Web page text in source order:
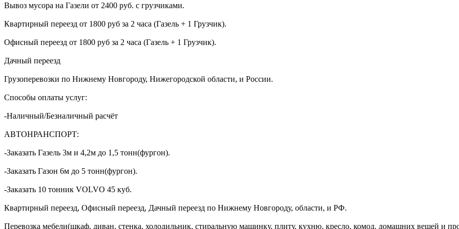
Вывоз мусора на Газели от 2400 руб. с грузчиками.
Квартирный переезд от 1800 руб за 2 часа (Газель + 1 Грузчик).
Офисный переезд от 1800 руб за 2 часа (Газель + 1 Грузчик).
Дачный переезд
Грузоперевозки по Нижнему Новгороду, Нижегородской области, и России.
Способы оплаты услуг:
-Наличный/Безналичный расчёт
АВТОНРАНСПОРТ:
-Заказать Газель 3м и 4,2м до 1,5 тонн(фургон).
-Заказать Газон 6м до 5 тонн(фургон).
-Заказать 10 тонник VOLVO 45 куб.
Квартирный переезд, Офисный переезд, Дачный переезд по Нижнему Новгороду, области, и РФ.
Перевозка мебели(шкаф, диван, стенка, холодильник, стиральную машинку, плиту, кухню, кресло, комод, домашних вещей и